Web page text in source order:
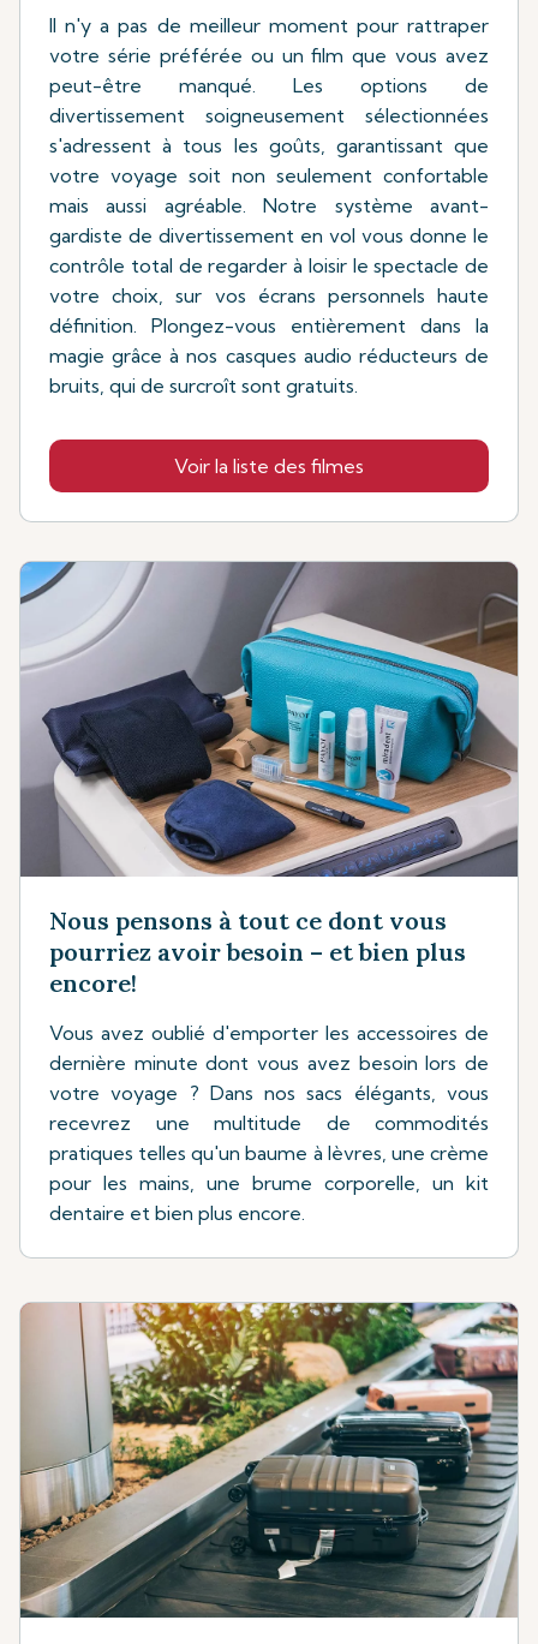
Il n'y a pas de meilleur moment pour rattraper
votre série préférée ou un film que vous avez
peut-être manqué. Les options de
divertissement soigneusement sélectionnées
s'adressent à tous les goûts, garantissant que
votre voyage soit non seulement confortable
mais aussi agréable. Notre système avant-
gardiste de divertissement en vol vous donne le
contrôle total de regarder à loisir le spectacle de
votre choix, sur vos écrans personnels haute
définition. Plongez-vous entièrement dans la
magie grâce à nos casques audio réducteurs de
bruits, qui de surcroît sont gratuits.
Voir la liste des filmes
Nous pensons à tout ce dont vous
pourriez avoir besoin – et bien plus
encore!
Vous avez oublié d'emporter les accessoires de
dernière minute dont vous avez besoin lors de
votre voyage ? Dans nos sacs élégants, vous
recevrez une multitude de commodités
pratiques telles qu'un baume à lèvres, une crème
pour les mains, une brume corporelle, un kit
dentaire et bien plus encore.